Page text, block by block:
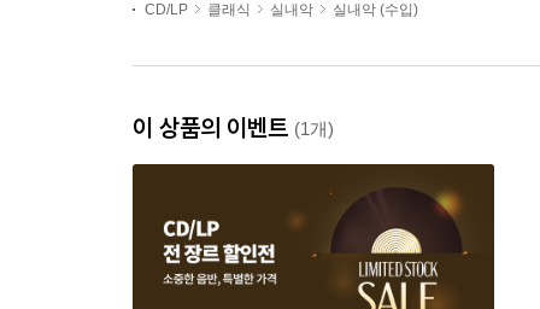
CD/LP 클래식 실내악 실내악 (수입)
이 상품의 이벤트 (1개)